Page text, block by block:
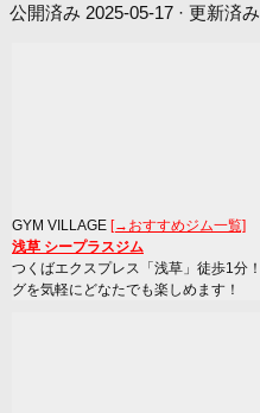
公開済み 2025-05-17 · 更新済み
GYM VILLAGE [→おすすめジム一覧]
浅草 シープラスジム
つくばエクスプレス「浅草」徒歩1分
グを気軽にどなたでも楽しめます！